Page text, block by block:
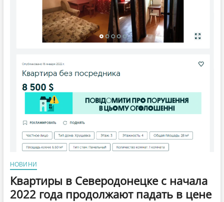
НОВИНИ
Квартиры в Северодонецке с начала
2022 года продолжают падать в цене